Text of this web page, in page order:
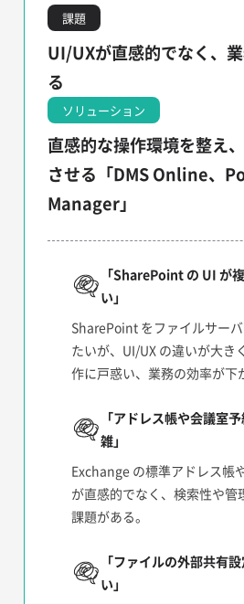
課題
UI/UXが直感的でなく、
る
ソリューション
直感的な操作環境を整え
させる「DMS Online、
Manager」
「SharePoint の UI が
い」
SharePoint をファイルサー
たいが、UI/UX の違いが大き
作に戸惑い、業務の効率が下
「アドレス帳や会議室
雑」
Exchange の標準アドレス帳
が直感的でなく、検索性や管
課題がある。
「ファイルの外部共有
い」